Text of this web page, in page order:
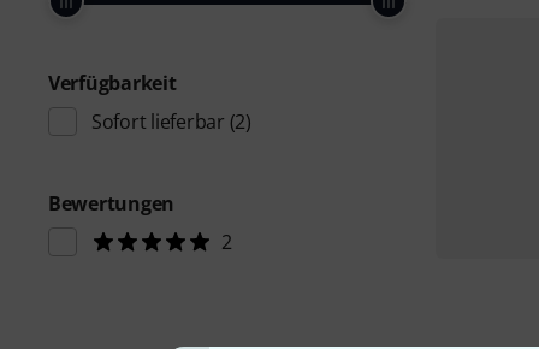
Verfügbarkeit
Sofort lieferbar (2)
Bewertungen
2